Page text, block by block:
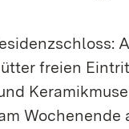
freien
Wochenende